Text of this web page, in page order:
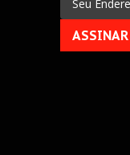
ASSINAR